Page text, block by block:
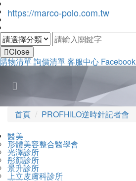
Close
https://marco-polo.com.tw
購物清單詢價清單客服中心 Facebook
Previous
首頁
PROFHILO逆時針記者會
醫美
形體美容整合醫學會
光澤診所
彤顏診所
景升診所
上立皮膚科診所